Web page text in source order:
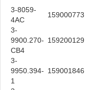
3-8059-
4AC
159000773
3-
9900.270-
CB4
159200129
3-
9950.394-
1
159001846